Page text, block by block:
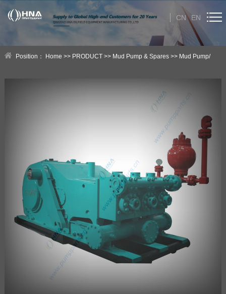
CN EN
HOME
CONTACT US
Position： Home >> PRODUCT>> Mud Pump & Spares>> Mud Pump/
Slush Pump/Slurry Pump